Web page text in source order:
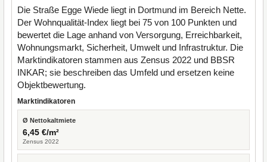
Die Straße Egge Wiede liegt in Dortmund im Bereich Nette.
Der Wohnqualität-Index liegt bei 75 von 100 Punkten und
bewertet die Lage anhand von Versorgung, Erreichbarkeit,
Wohnungsmarkt, Sicherheit, Umwelt und Infrastruktur. Die
Marktindikatoren stammen aus Zensus 2022 und BBSR
INKAR; sie beschreiben das Umfeld und ersetzen keine
Objektbewertung.
Marktindikatoren
Ø Nettokaltmiete
6,45 €/m²
Zensus 2022